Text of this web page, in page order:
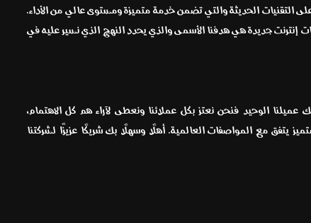
التقنيات الحديثة والتي تضمن خدمة متميزة ومستوى عالي من الأداء.
جديدة هي هدفنا الأسمى والذي يحدد النهج الذي نسير عليه في
الوحيد فنحن نعتز بكل عملائنا ونعطى لآراء هم كل الاهتمام،
يتفق مع المواصفات العالمية. أهلًا وسهلًا بك شريكًا عزيزًا لشركتنا